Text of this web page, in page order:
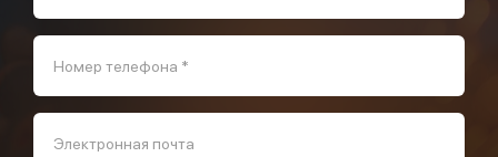
Номер телефона *
Электронная почта